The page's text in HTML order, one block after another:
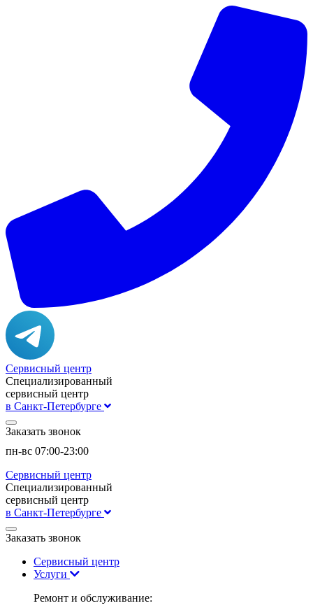
Сервисный центр
Специализированный
сервисный центр
в Санкт-Петербурге
Заказать звонок
пн-вс 07:00-23:00
Сервисный центр
Специализированный
сервисный центр
в Санкт-Петербурге
Заказать звонок
Сервисный центр
Услуги
Ремонт и обслуживание: